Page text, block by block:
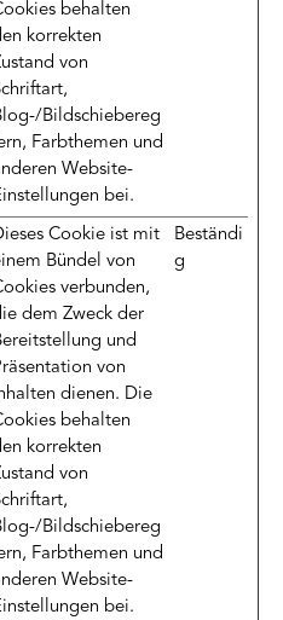
behalten
korrekten
von
Bildschiebereg
Farbthemen und
Website-
bei.
Cookie ist mit
Bündel von
verbunden,
dem Zweck der
und
von
dienen. Die
behalten
korrekten
von
Bildschiebereg
Farbthemen und
Website-
bei.
Beständi
g